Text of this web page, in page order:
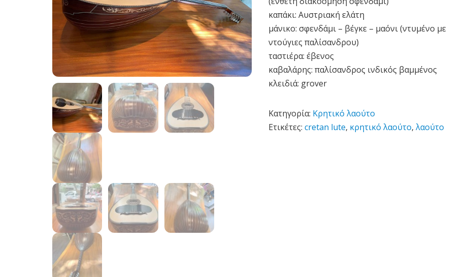
καπάκι: Αυστριακή ελάτη
μάνικο: σφενδάμι – βέγκε – μαόνι (ντυμένο με
ντούγιες παλίσανδρου)
ταστιέρα: έβενος
καβαλάρης: παλίσανδρος ινδικός βαμμένος
κλειδιά: grover
Κατηγορία: Κρητικό λαούτο
Ετικέτες:cretan lute, κρητικό λαούτο,λαούτο